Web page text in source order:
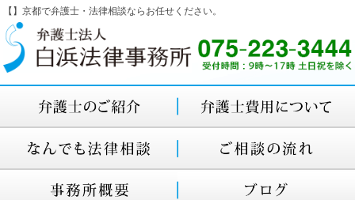
【】京都で弁護士・法律相談ならお任せください。